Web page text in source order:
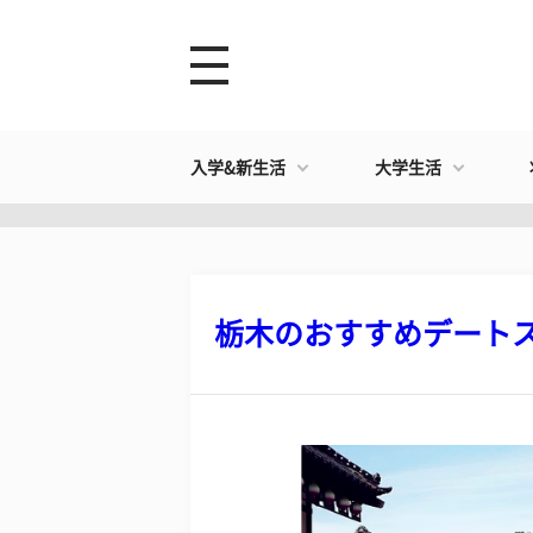
入学&新生活 大学生活
栃木のおすすめデート